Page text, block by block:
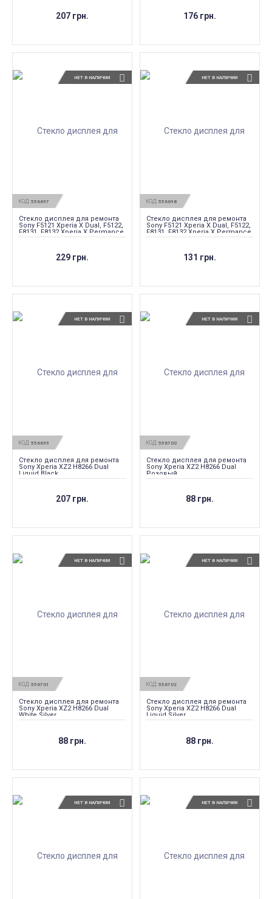
207 грн. 176 грн.
НЕТ В НАЛИЧИИ
КОД: 556697
Стекло дисплея для ремонта
Sony F5121 Xperia X Dual, F5122,
F8131, F8132 Xperia X Permance
Dual Graphite Lime
229 грн.
НЕТ В НАЛИЧИИ
КОД: 556698
Стекло дисплея для ремонта
Sony F5121 Xperia X Dual, F5122,
F8131, F8132 Xperia X Permance
Dual Graphite Pink
131 грн.
НЕТ В НАЛИЧИИ
КОД: 556699
Стекло дисплея для ремонта
Sony Xperia XZ2 H8266 Dual
Liquid Black
207 грн.
НЕТ В НАЛИЧИИ
КОД: 556700
Стекло дисплея для ремонта
Sony Xperia XZ2 H8266 Dual
Розовый
88 грн.
НЕТ В НАЛИЧИИ
КОД: 556701
Стекло дисплея для ремонта
Sony Xperia XZ2 H8266 Dual
White Silver
88 грн.
НЕТ В НАЛИЧИИ
КОД: 556702
Стекло дисплея для ремонта
Sony Xperia XZ2 H8266 Dual
Liquid Silver
88 грн.
НЕТ В НАЛИЧИИ НЕТ В НАЛИЧИИ